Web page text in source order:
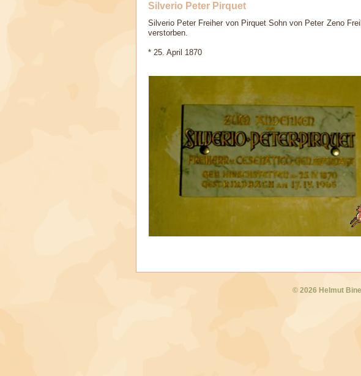
Silverio Peter Pirquet
Silverio Peter Freiher von Pirquet Sohn von Peter Zeno
verstorben.
* 25. April 1870
© 2026 Helmut